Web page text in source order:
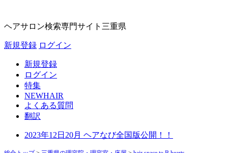
ヘアサロン検索専門サイト 三重県
新規登録 ログイン
新規登録
ログイン
特集
NEWHAIR
よくある質問
翻訳
2023年12日20月 ヘアなび全国版公開！！